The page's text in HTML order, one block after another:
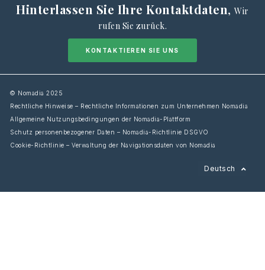
Hinterlassen Sie Ihre Kontaktdaten,Wir
rufen Sie zurück.
KONTAKTIEREN SIE UNS
© Nomadia 2025
Rechtliche Hinweise – Rechtliche Informationen zum Unternehmen Nomadia
Allgemeine Nutzungsbedingungen der Nomadia-Plattform
Schutz personenbezogener Daten – Nomadia-Richtlinie DSGVO
Cookie-Richtlinie – Verwaltung der Navigationsdaten von Nomadia
Deutsch
Français
Español